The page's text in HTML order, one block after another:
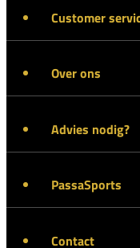
Customer
Over ons
Advies nodig?
PassaSports
Contact